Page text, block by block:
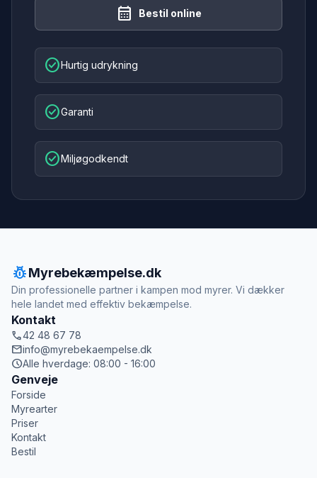
calendar_month Bestil online
check_circleHurtig udrykning
check_circleGaranti
check_circleMiljøgodkendt
pest_controlMyrebekæmpelse.dk
Din professionelle partner i kampen mod myrer. Vi dækker
hele landet med effektiv bekæmpelse.
Kontakt
call42 48 67 78
mailinfo@myrebekaempelse.dk
scheduleAlle hverdage: 08:00 - 16:00
Genveje
Forside
Myrearter
Priser
Kontakt
Bestil